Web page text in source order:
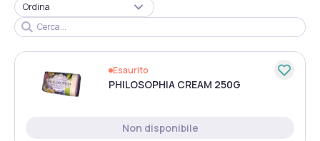
Ordina
Esaurito
PHILOSOPHIA CREAM 250G
Non disponibile